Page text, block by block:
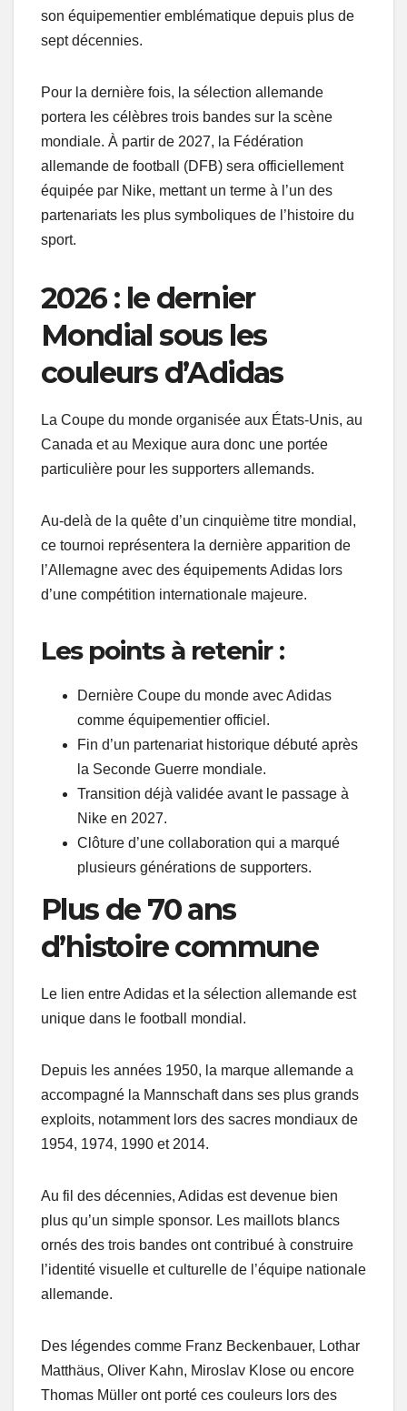
son équipementier emblématique depuis plus de
sept décennies.
Pour la dernière fois, la sélection allemande
portera les célèbres trois bandes sur la scène
mondiale. À partir de 2027, la Fédération
allemande de football (DFB) sera officiellement
équipée par Nike, mettant un terme à l’un des
partenariats les plus symboliques de l’histoire du
sport.
2026 : le dernier
Mondial sous les
couleurs d’Adidas
La Coupe du monde organisée aux États-Unis, au
Canada et au Mexique aura donc une portée
particulière pour les supporters allemands.
Au-delà de la quête d’un cinquième titre mondial,
ce tournoi représentera la dernière apparition de
l’Allemagne avec des équipements Adidas lors
d’une compétition internationale majeure.
Les points à retenir :
Dernière Coupe du monde avec Adidas
comme équipementier officiel.
Fin d’un partenariat historique débuté après
la Seconde Guerre mondiale.
Transition déjà validée avant le passage à
Nike en 2027.
Clôture d’une collaboration qui a marqué
plusieurs générations de supporters.
Plus de 70 ans
d’histoire commune
Le lien entre Adidas et la sélection allemande est
unique dans le football mondial.
Depuis les années 1950, la marque allemande a
accompagné la Mannschaft dans ses plus grands
exploits, notamment lors des sacres mondiaux de
1954, 1974, 1990 et 2014.
Au fil des décennies, Adidas est devenue bien
plus qu’un simple sponsor. Les maillots blancs
ornés des trois bandes ont contribué à construire
l’identité visuelle et culturelle de l’équipe nationale
allemande.
Des légendes comme Franz Beckenbauer, Lothar
Matthäus, Oliver Kahn, Miroslav Klose ou encore
Thomas Müller ont porté ces couleurs lors des